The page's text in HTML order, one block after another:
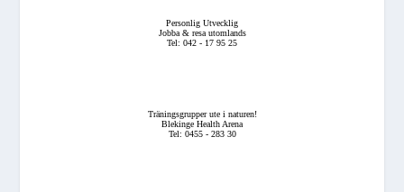
Personlig Utvecklig
Jobba & resa utomlands
Tel: 042 - 17 95 25
Träningsgrupper ute i naturen!
Blekinge Health Arena
Tel: 0455 - 283 30